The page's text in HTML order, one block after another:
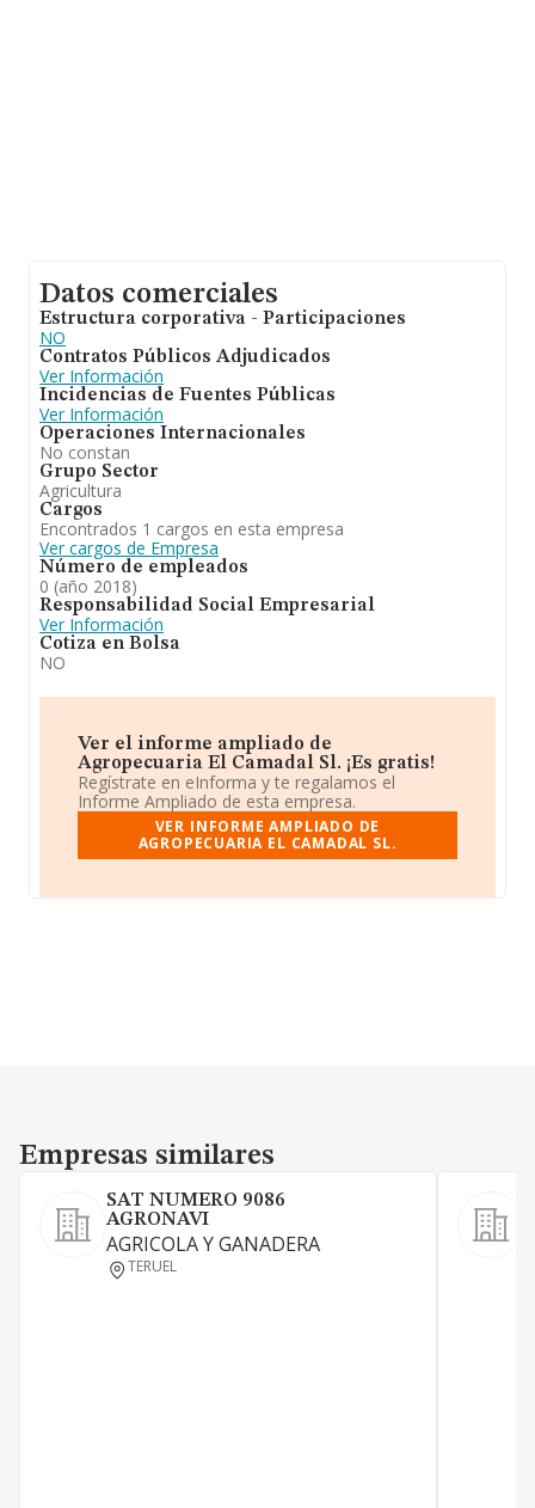
Datos comerciales
Estructura corporativa - Participaciones
NO
Contratos Públicos Adjudicados
Ver Información
Incidencias de Fuentes Públicas
Ver Información
Operaciones Internacionales
No constan
Grupo Sector
Agricultura
Cargos
Encontrados 1 cargos en esta empresa
Ver cargos de Empresa
Número de empleados
0 (año 2018)
Responsabilidad Social Empresarial
Ver Información
Cotiza en Bolsa
NO
Ver el informe ampliado de
Agropecuaria El Camadal Sl. ¡Es gratis!
Regístrate en eInforma y te regalamos el
Informe Ampliado de esta empresa.
VER INFORME AMPLIADO DE
AGROPECUARIA EL CAMADAL SL.
Empresas similares
Empresas similares
SAT NUMERO 9086
AGRONAVI
AGRICOLA Y GANADERA
TERUEL